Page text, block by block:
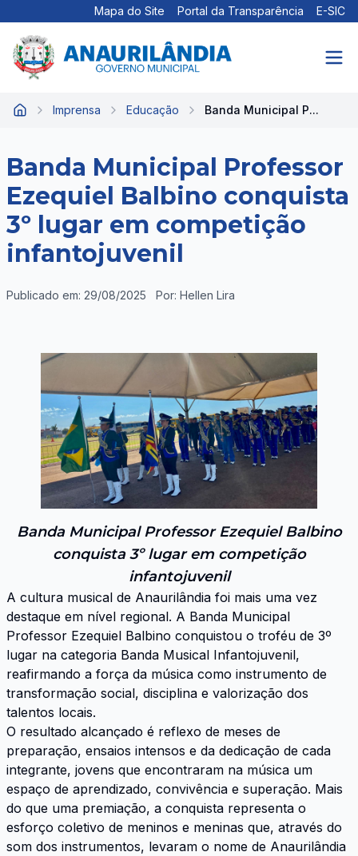
Mapa do Site Portal da Transparência E-SIC
Início Imprensa Educação Banda Municipal P...
Banda Municipal Professor
Ezequiel Balbino conquista
3º lugar em competição
infantojuvenil
Publicado em: 29/08/2025 Por: Hellen Lira
Banda Municipal Professor Ezequiel Balbino
conquista 3º lugar em competição
infantojuvenil
A cultura musical de Anaurilândia foi mais uma vez
destaque em nível regional. A Banda Municipal
Professor Ezequiel Balbino conquistou o troféu de 3º
lugar na categoria Banda Musical Infantojuvenil,
reafirmando a força da música como instrumento de
transformação social, disciplina e valorização dos
talentos locais.
O resultado alcançado é reflexo de meses de
preparação, ensaios intensos e da dedicação de cada
integrante, jovens que encontraram na música um
espaço de aprendizado, convivência e superação. Mais
do que uma premiação, a conquista representa o
esforço coletivo de meninos e meninas que, através do
som dos instrumentos, levaram o nome de Anaurilândia